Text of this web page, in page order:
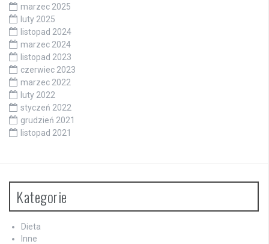
marzec 2025
luty 2025
listopad 2024
marzec 2024
listopad 2023
czerwiec 2023
marzec 2022
luty 2022
styczeń 2022
grudzień 2021
listopad 2021
Kategorie
Dieta
Inne